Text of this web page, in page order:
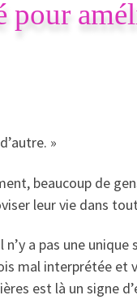
»
beaucoup de
leur vie dans
a pas une
mal interprétée
est là un signe